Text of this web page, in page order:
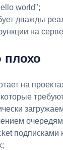
world";
дважды
на
плохо
на
подписками